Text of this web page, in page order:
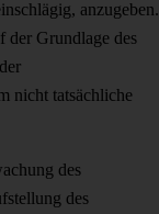
anzu­geben.
der Grundlage des
nicht tatsächliche
des
des